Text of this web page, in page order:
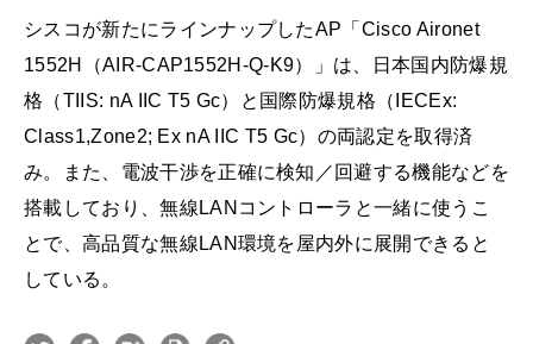
シスコが新たにラインナップしたAP「Cisco Aironet
1552H（AIR-CAP1552H-Q-K9）」は、日本国内防爆規
格（TIIS: nA IIC T5 Gc）と国際防爆規格（IECEx:
Class1,Zone2; Ex nA IIC T5 Gc）の両認定を取得済
み。また、電波干渉を正確に検知／回避する機能などを
搭載しており、無線LANコントローラと一緒に使うこ
とで、高品質な無線LAN環境を屋内外に展開できると
している。